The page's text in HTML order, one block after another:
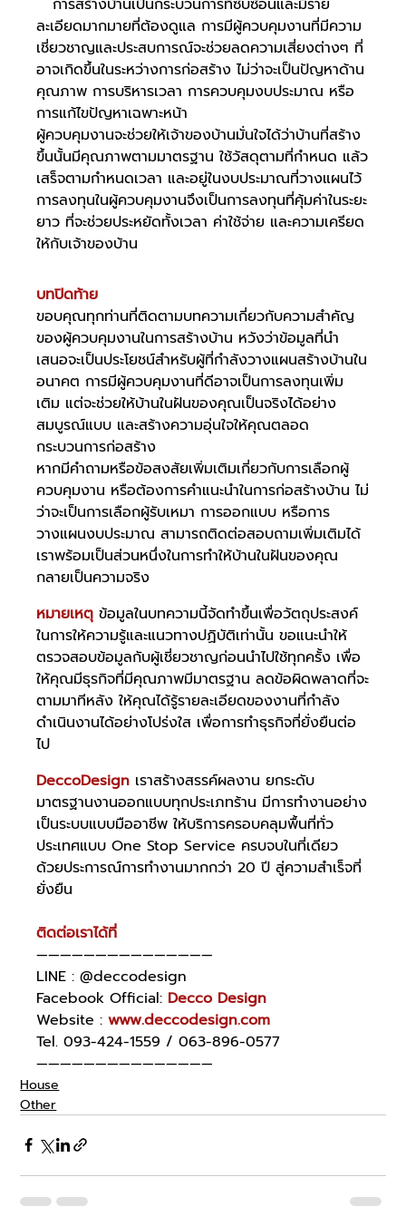
   การสร้างบ้านเป็นกระบวนการที่ซับซ้อนและมีราย
ละเอียดมากมายที่ต้องดูแล การมีผู้ควบคุมงานที่มีความ
เชี่ยวชาญและประสบการณ์จะช่วยลดความเสี่ยงต่างๆ ที่
อาจเกิดขึ้นในระหว่างการก่อสร้าง ไม่ว่าจะเป็นปัญหาด้าน
คุณภาพ การบริหารเวลา การควบคุมงบประมาณ หรือ
การแก้ไขปัญหาเฉพาะหน้า
ผู้ควบคุมงานจะช่วยให้เจ้าของบ้านมั่นใจได้ว่าบ้านที่สร้าง
ขึ้นนั้นมีคุณภาพตามมาตรฐาน ใช้วัสดุตามที่กำหนด แล้ว
เสร็จตามกำหนดเวลา และอยู่ในงบประมาณที่วางแผนไว้
การลงทุนในผู้ควบคุมงานจึงเป็นการลงทุนที่คุ้มค่าในระยะ
ยาว ที่จะช่วยประหยัดทั้งเวลา ค่าใช้จ่าย และความเครียด
ให้กับเจ้าของบ้าน
บทปิดท้าย
ขอบคุณทุกท่านที่ติดตามบทความเกี่ยวกับความสำคัญ
ของผู้ควบคุมงานในการสร้างบ้าน หวังว่าข้อมูลที่นำ
เสนอจะเป็นประโยชน์สำหรับผู้ที่กำลังวางแผนสร้างบ้านใน
อนาคต การมีผู้ควบคุมงานที่ดีอาจเป็นการลงทุนเพิ่ม
เติม แต่จะช่วยให้บ้านในฝันของคุณเป็นจริงได้อย่าง
สมบูรณ์แบบ และสร้างความอุ่นใจให้คุณตลอด
กระบวนการก่อสร้าง
หากมีคำถามหรือข้อสงสัยเพิ่มเติมเกี่ยวกับการเลือกผู้
ควบคุมงาน หรือต้องการคำแนะนำในการก่อสร้างบ้าน ไม่
ว่าจะเป็นการเลือกผู้รับเหมา การออกแบบ หรือการ
วางแผนงบประมาณ สามารถติดต่อสอบถามเพิ่มเติมได้
เราพร้อมเป็นส่วนหนึ่งในการทำให้บ้านในฝันของคุณ
กลายเป็นความจริง
หมายเหตุ ข้อมูลในบทความนี้จัดทำขึ้นเพื่อวัตถุประสงค์
ในการให้ความรู้และแนวทางปฏิบัติเท่านั้น ขอแนะนำให้
ตรวจสอบข้อมูลกับผู้เชี่ยวชาญก่อนนำไปใช้ทุกครั้ง เพื่อ
ให้คุณมีธุรกิจที่มีคุณภาพมีมาตรฐาน ลดข้อผิดพลาดที่จะ
ตามมาทีหลัง ให้คุณได้รู้รายละเอียดของงานที่กำลัง
ดำเนินงานได้อย่างโปร่งใส เพื่อการทำธุรกิจที่ยั่งยืนต่อ
ไป
DeccoDesign เราสร้างสรรค์ผลงาน ยกระดับ
มาตรฐานงานออกแบบทุกประเภทร้าน มีการทำงานอย่าง
เป็นระบบแบบมืออาชีพ ให้บริการครอบคลุมพื้นที่ทั่ว
ประเทศแบบ One Stop Service ครบจบในที่เดียว
ด้วยประการณ์การทำงานมากกว่า 20 ปี สู่ความสำเร็จที่
ยั่งยืน
ติดต่อเราได้ที่
———————————————
LINE : @deccodesign
Facebook Official: Decco Design
Website : www.deccodesign.com
Tel. 093-424-1559 / 063-896-0577
———————————————
House
Other